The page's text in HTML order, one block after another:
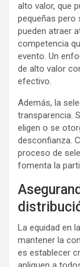
alto valor, que
pequeñas pero
pueden atraer
competencia
evento. Un
de alto valor
efectivo.
Además, la
transparencia.
eligen o se
desconfianza.
proceso de
fomenta la
La equidad en
mantener la
es establecer